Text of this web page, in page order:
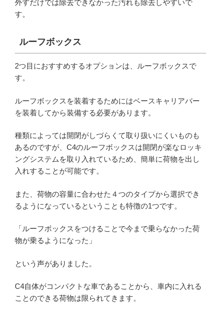
外すだけでは除去できなかった汚れも除去しやすいで
す。
ルーフボックス
2つ目におすすめするオプションは、ルーフボックスで
す。
ルーフボックスを装着するためにはベースキャリアバー
を装着してから装備する必要があります。
種類によっては開閉がしづらくて取り扱いにくいものも
あるのですが、C4のルーフボックスは開閉が楽なロッキ
ングシステムを取り入れているため、簡単に荷物を出し
入れすることが可能です。
また、荷物の容量に合わせた４つのタイプから選択でき
るようになっているということも特徴の1つです。
「ルーフボックスをつけることで今まで乗らなかった荷
物が乗るようになった」
という声がありました。
C4自体がコンパクトな車であることから、車内に入れる
ことのできる荷物は限られてきます。